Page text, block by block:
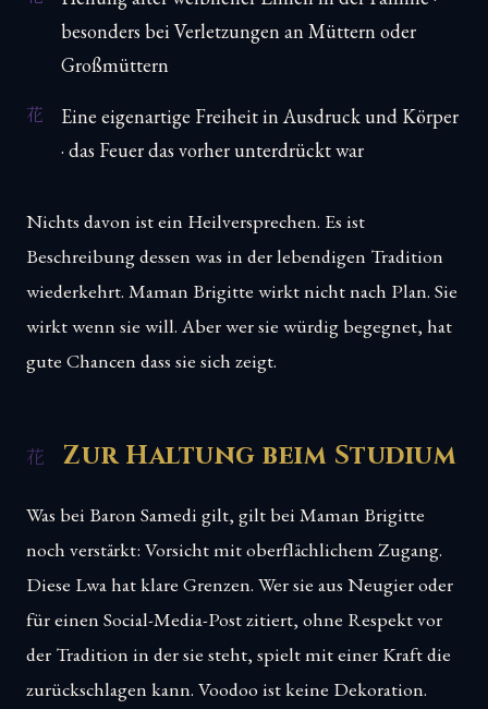
besonders bei Verletzungen an Müttern oder
Großmüttern
Eine eigenartige Freiheit in Ausdruck und Körper
· das Feuer das vorher unterdrückt war
Nichts davon ist ein Heilversprechen. Es ist
Beschreibung dessen was in der lebendigen Tradition
wiederkehrt. Maman Brigitte wirkt nicht nach Plan. Sie
wirkt wenn sie will. Aber wer sie würdig begegnet, hat
gute Chancen dass sie sich zeigt.
Zur Haltung beim Studium
Was bei Baron Samedi gilt, gilt bei Maman Brigitte
noch verstärkt: Vorsicht mit oberflächlichem Zugang.
Diese Lwa hat klare Grenzen. Wer sie aus Neugier oder
für einen Social-Media-Post zitiert, ohne Respekt vor
der Tradition in der sie steht, spielt mit einer Kraft die
zurückschlagen kann. Voodoo ist keine Dekoration.